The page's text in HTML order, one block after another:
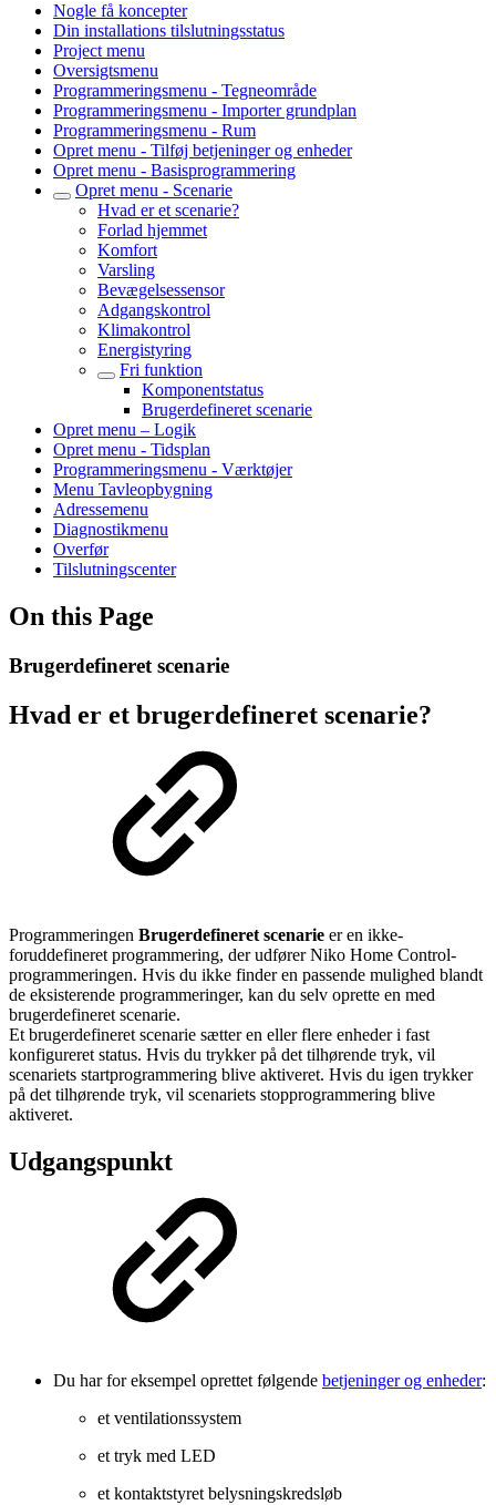
Nogle få koncepter
Din installations tilslutningsstatus
Project menu
Oversigtsmenu
Programmeringsmenu - Tegneområde
Programmeringsmenu - Importer grundplan
Programmeringsmenu - Rum
Opret menu - Tilføj betjeninger og enheder
Opret menu - Basisprogrammering
Opret menu - Scenarie
Hvad er et scenarie?
Forlad hjemmet
Komfort
Varsling
Bevægelsessensor
Adgangskontrol
Klimakontrol
Energistyring
Fri funktion
Komponentstatus
Brugerdefineret scenarie
Opret menu – Logik
Opret menu - Tidsplan
Programmeringsmenu - Værktøjer
Menu Tavleopbygning
Adressemenu
Diagnostikmenu
Overfør
Tilslutningscenter
On this Page
Brugerdefineret scenarie
Hvad er et brugerdefineret scenarie?
Programmeringen Brugerdefineret scenarie er en ikke-
foruddefineret programmering, der udfører Niko Home Control-
programmeringen. Hvis du ikke finder en passende mulighed blandt
de eksisterende programmeringer, kan du selv oprette en med
brugerdefineret scenarie.
Et brugerdefineret scenarie sætter en eller flere enheder i fast
konfigureret status. Hvis du trykker på det tilhørende tryk, vil
scenariets startprogrammering blive aktiveret. Hvis du igen trykker
på det tilhørende tryk, vil scenariets stopprogrammering blive
aktiveret.
Udgangspunkt
Du har for eksempel oprettet følgende betjeninger og enheder:
et ventilationssystem
et tryk med LED
et kontaktstyret belysningskredsløb